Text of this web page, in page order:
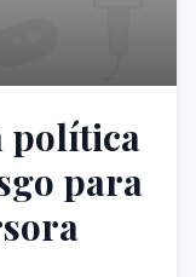
política
para